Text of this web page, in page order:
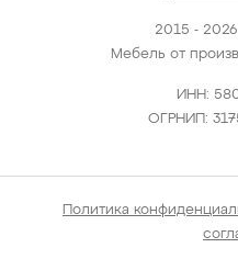
2015 -
Мебель от
ИНН:
ОГРНИП:
Политика